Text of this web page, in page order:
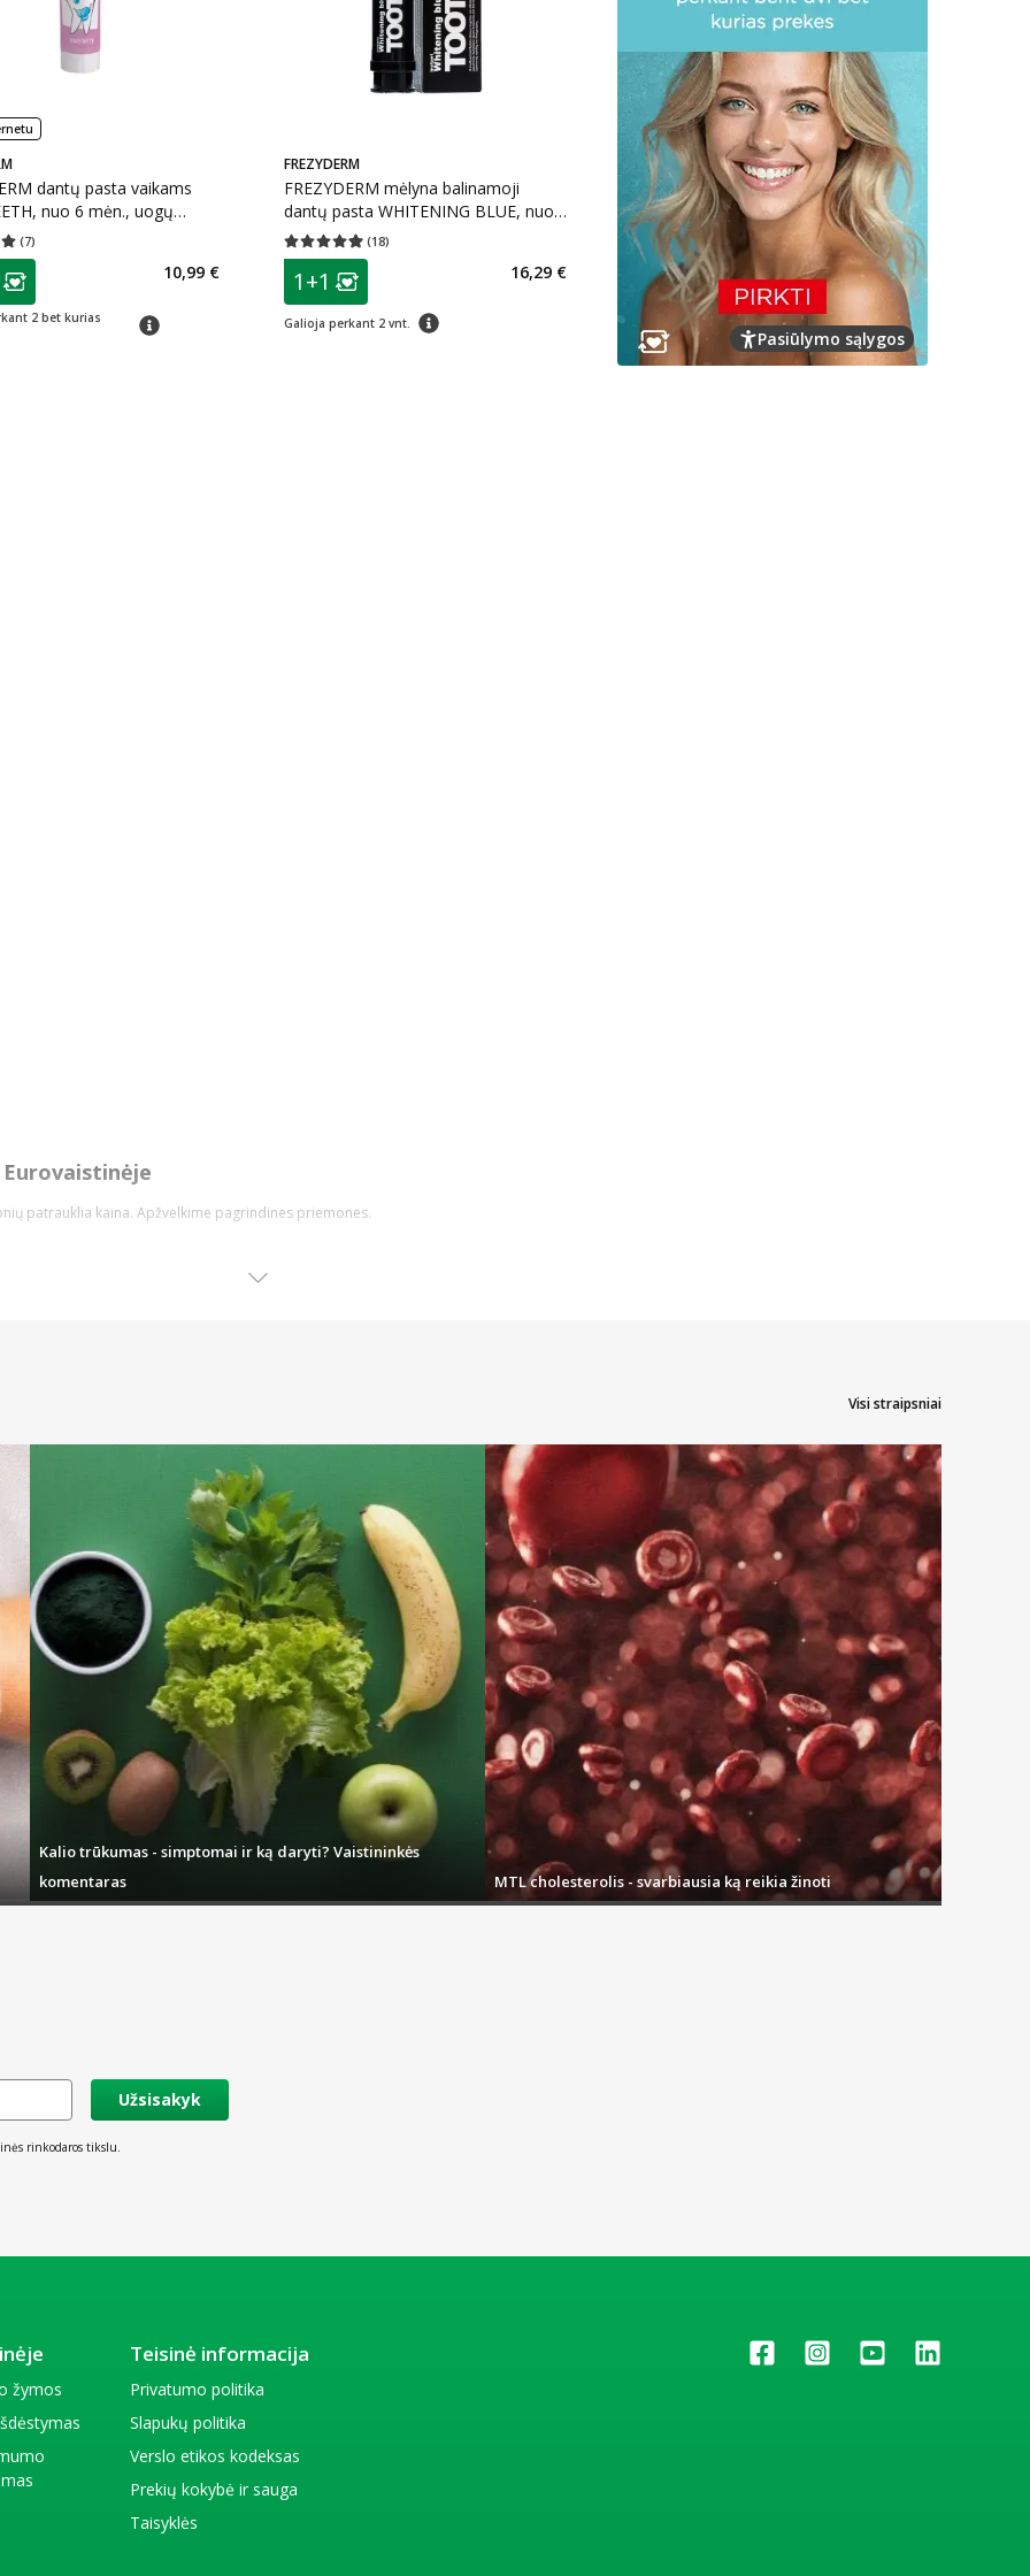
dantų pasta vaikams
nuo 6 mėn., uogų
ml
(7) 5.00
klubo narių nuolaida:
2 bet kurias
patarimas
10,99 €
FREZYDERM
FREZYDERM mėlyna balinamoji
dantų pasta WHITENING BLUE, nuo
6 m., 75 ml (18)
Vidutinis įvertinimas 4.94
patarimas
Lojalumo klubo narių nuolaida:
1+1
Galioja perkant 2 vnt. patarimas
16,29 €
Pasiūlymo sąlygos
patrauklia kaina. Apžvelkime pagrindines priemones.
pagrindinė ir kiekvieno naudojama higienos priemonė. Internetu galite įsigyti ne tik patiksiančio aromato bei skonio, tačiau ir būtent jums
pasiekiamas burnos ertmės vietas bei net gali padėti dantis balinti.
iš daugybės skirtingų fiksuojančių ir lipnių kremų, tablečių ar kitų priemonių, tokių kaip pamušalai, šepetėliai, vaškas ar kitų.
– kvapiąsias bei dezinfekcines. Jeigu burnos ertmėje yra žaizda arba įsimetė infekcija, jums gali būti rekomenduojama naudoti specialų gelį ar
nemalonų burnos kvapą ar sudrėkinti sausą burną.
Visi straipsniai
Kalio trūkumas - simptomai ir ką daryti? Vaistininkės
komentaras
MTL cholesterolis - svarbiausia ką reikia žinoti
Užsisakyk
rinkodaros tikslu.
žymos
Teisinė informacija
Privatumo politika
Slapukų politika
Verslo etikos kodeksas
Prekių kokybė ir sauga
Taisyklės